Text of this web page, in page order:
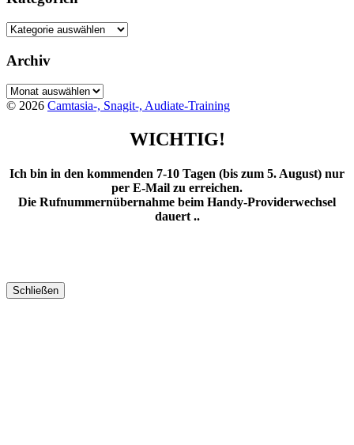
Kategorien
Archiv
Archiv
© 2026 Camtasia-, Snagit-, Audiate-Training
WICHTIG!
Ich bin in den kommenden 7-10 Tagen (bis zum 5. August) nur
per E-Mail zu erreichen.
Die Rufnummernübernahme beim Handy-Providerwechsel
dauert ..
Schließen